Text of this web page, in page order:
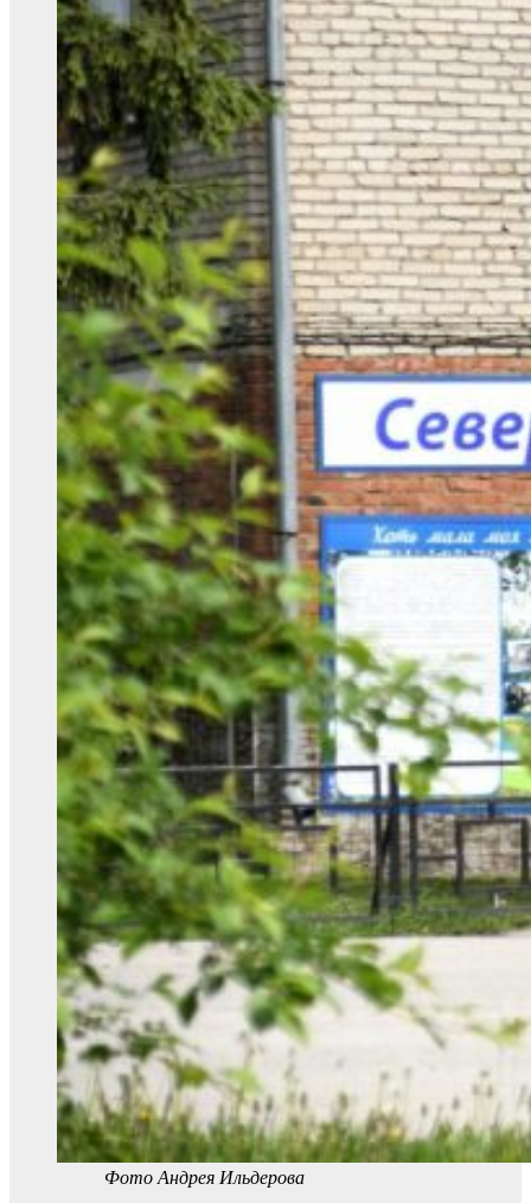
Фото Андрея Ильдерова